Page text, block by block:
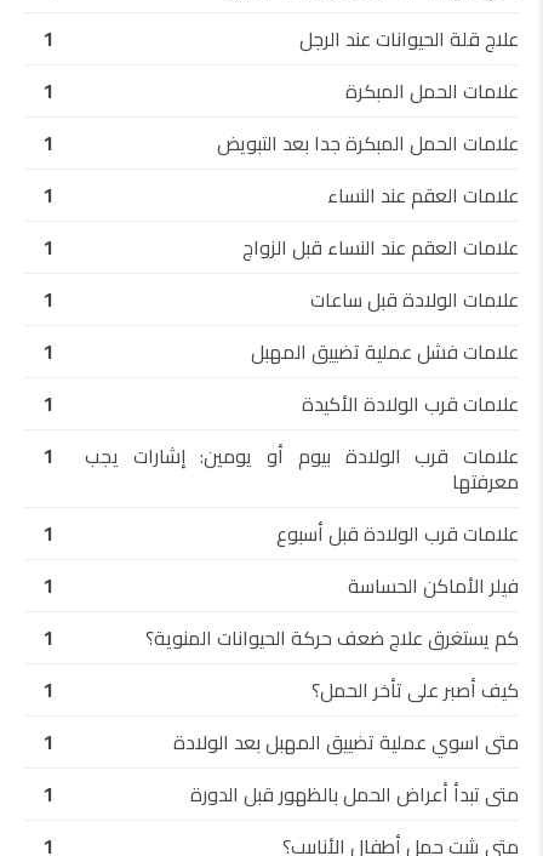
علاج قلة الحيوانات عند الرجل
1
علامات الحمل المبكرة
1
علامات الحمل المبكرة جدا بعد التبويض
1
علامات العقم عند النساء
1
علامات العقم عند النساء قبل الزواج
1
علامات الولادة قبل ساعات
1
علامات فشل عملية تضييق المهبل
1
علامات قرب الولادة الأكيدة
1
علامات قرب الولادة بيوم أو يومين: إشارات يجب
معرفتها
1
علامات قرب الولادة قبل أسبوع
1
فيلر الأماكن الحساسة
1
كم يستغرق علاج ضعف حركة الحيوانات المنوية؟
1
كيف أصبر على تأخر الحمل؟
1
متى اسوي عملية تضييق المهبل بعد الولادة
1
متى تبدأ أعراض الحمل بالظهور قبل الدورة
1
متى يثبت حمل أطفال الأنابيب؟
1